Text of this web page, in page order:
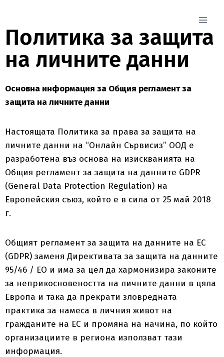
Политика за защита
на личните данни
Основна информация за Общия регламент за
защита на личните данни
Настоящата Политика за права за защита на
личните данни на “Онлайн Сървисиз” ООД е
разработена въз основа на изискванията на
Общия регламент за защита на данните GDPR
(General Data Protection Regulation) на
Европейския съюз, който е в сила от 25 май 2018
г.
Общият регламент за защита на данните на ЕС
(GDPR) заменя Директивата за защита на данните
95/46 / EО и има за цел да хармонизира законите
за неприкосновеността на личните данни в цяла
Европа и така да прекрати зловредната
практика за намеса в личния живот на
гражданите на ЕС и промяна на начина, по който
организациите в региона използват тази
информация.